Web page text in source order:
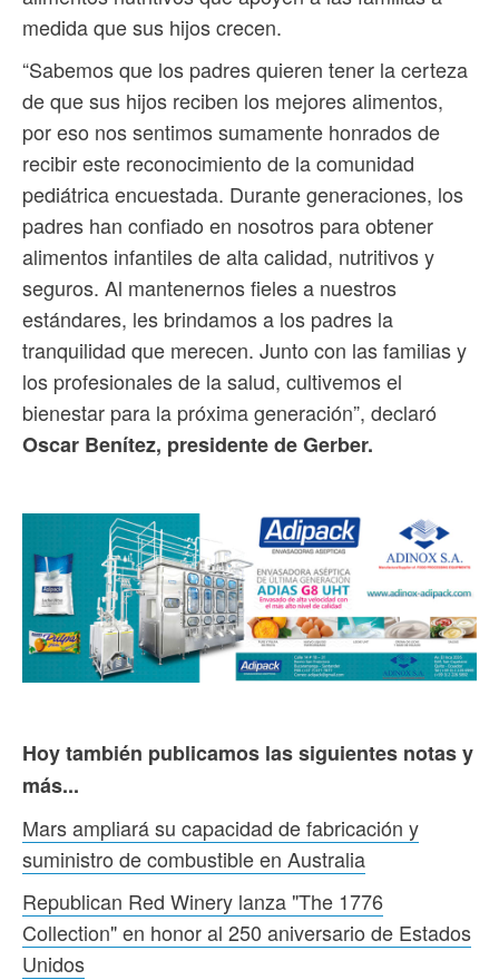
medida que sus hijos crecen.
“Sabemos que los padres quieren tener la certeza
de que sus hijos reciben los mejores alimentos,
por eso nos sentimos sumamente honrados de
recibir este reconocimiento de la comunidad
pediátrica encuestada. Durante generaciones, los
padres han confiado en nosotros para obtener
alimentos infantiles de alta calidad, nutritivos y
seguros. Al mantenernos fieles a nuestros
estándares, les brindamos a los padres la
tranquilidad que merecen. Junto con las familias y
los profesionales de la salud, cultivemos el
bienestar para la próxima generación”, declaró
Oscar Benítez, presidente de Gerber.
Hoy también publicamos las siguientes notas y
más...
Mars ampliará su capacidad de fabricación y
suministro de combustible en Australia
Republican Red Winery lanza "The 1776
Collection" en honor al 250 aniversario de Estados
Unidos